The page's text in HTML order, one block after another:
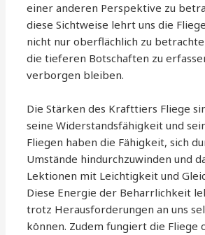
einer anderen Perspektive zu
diese Sichtweise lehrt uns die
nicht nur oberflächlich zu
die tieferen Botschaften zu
verborgen bleiben.
Die Stärken des Krafttiers Fliege
seine Widerstandsfähigkeit und
Fliegen haben die Fähigkeit, sich
Umstände hindurchzuwinden und
Lektionen mit Leichtigkeit und
Diese Energie der Beharrlichkeit
trotz Herausforderungen an uns
können. Zudem fungiert die Fliege